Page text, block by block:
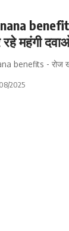
महंगी
benefits - रोज
2025